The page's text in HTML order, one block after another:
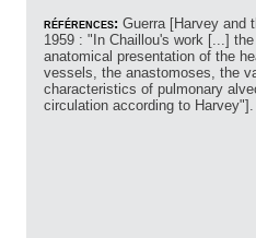
références: Guerra [Harvey and
1959 : "In Chaillou's work [...]
anatomical presentation of the
vessels, the anastomoses, the
characteristics of pulmonary
circulation according to Harvey"].